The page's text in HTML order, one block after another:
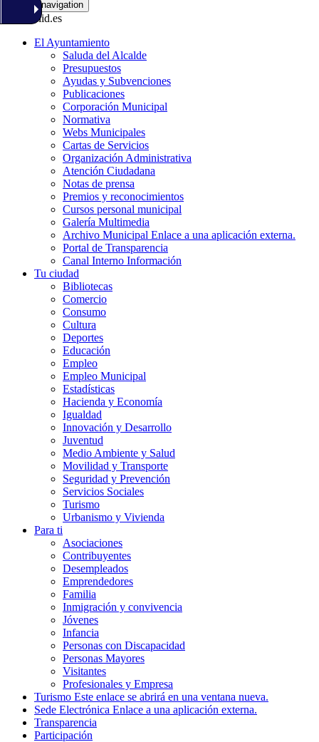
Toggle navigation
valladolid.es
El Ayuntamiento
Saluda del Alcalde
Presupuestos
Ayudas y Subvenciones
Publicaciones
Corporación Municipal
Normativa
Webs Municipales
Cartas de Servicios
Organización Administrativa
Atención Ciudadana
Notas de prensa
Premios y reconocimientos
Cursos personal municipal
Galería Multimedia
Archivo Municipal Enlace a una aplicación externa.
Portal de Transparencia
Canal Interno Información
Tu ciudad
Bibliotecas
Comercio
Consumo
Cultura
Deportes
Educación
Empleo
Empleo Municipal
Estadísticas
Hacienda y Economía
Igualdad
Innovación y Desarrollo
Juventud
Medio Ambiente y Salud
Movilidad y Transporte
Seguridad y Prevención
Servicios Sociales
Turismo
Urbanismo y Vivienda
Para ti
Asociaciones
Contribuyentes
Desempleados
Emprendedores
Familia
Inmigración y convivencia
Jóvenes
Infancia
Personas con Discapacidad
Personas Mayores
Visitantes
Profesionales y Empresa
Turismo Este enlace se abrirá en una ventana nueva.
Sede Electrónica Enlace a una aplicación externa.
Transparencia
Participación